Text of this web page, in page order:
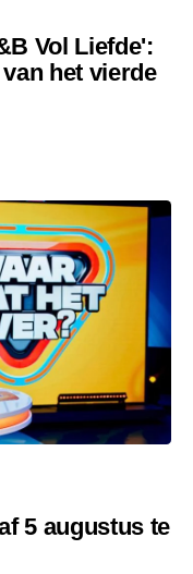
Vol Liefde':
het vierde
5 augustus te